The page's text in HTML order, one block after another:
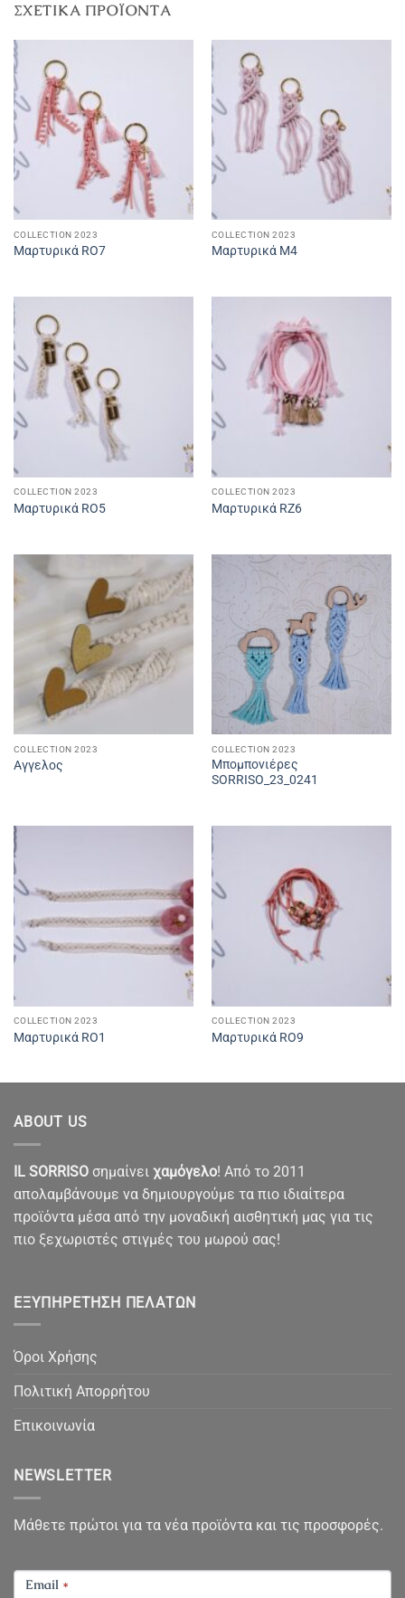
ΣΧΕΤΙΚΆ ΠΡΟΪΌΝΤΑ
COLLECTION 2023
Μαρτυρικά RO7
COLLECTION 2023
Μαρτυρικά Μ4
COLLECTION 2023
Μαρτυρικά RO5
COLLECTION 2023
Μαρτυρικά RZ6
COLLECTION 2023
Αγγελος
COLLECTION 2023
Μπομπονιέρες
SORRISO_23_0241
COLLECTION 2023
Μαρτυρικά RO1
COLLECTION 2023
Μαρτυρικά RO9
ABOUT US
IL SORRISO σημαίνει χαμόγελο! Από το 2011
απολαμβάνουμε να δημιουργούμε τα πιο ιδιαίτερα
προϊόντα μέσα από την μοναδική αισθητική μας για τις
πιο ξεχωριστές στιγμές του μωρού σας!
ΕΞΥΠΗΡΈΤΗΣΗ ΠΕΛΑΤΏΝ
Όροι Χρήσης
Πολιτική Απορρήτου
Επικοινωνία
NEWSLETTER
Μάθετε πρώτοι για τα νέα προϊόντα και τις προσφορές.
NEWSLETTER
Email *